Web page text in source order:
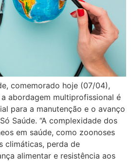
comemorado hoje (07/04),
abordagem multiprofissional é
para a manutenção e o avanço
Saúde. “A complexidade dos
em saúde, como zoonoses
climáticas, perda de
alimentar e resistência aos